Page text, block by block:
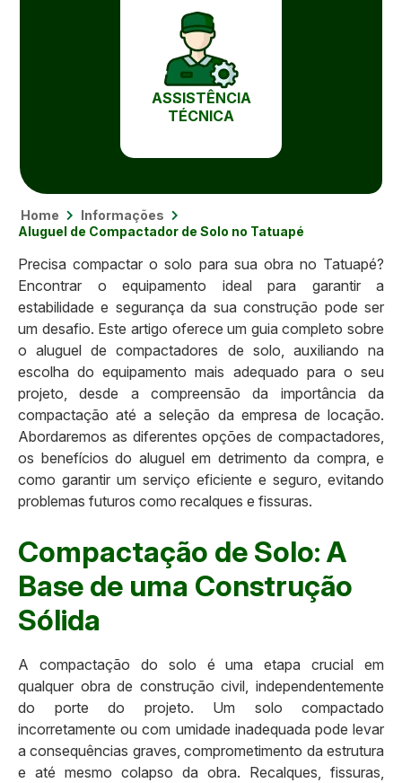
ASSISTÊNCIA
TÉCNICA
Home
Informações
Aluguel de Compactador de Solo no Tatuapé
Precisa compactar o solo para sua obra no Tatuapé?
Encontrar o equipamento ideal para garantir a
estabilidade e segurança da sua construção pode ser
um desafio. Este artigo oferece um guia completo sobre
o aluguel de compactadores de solo, auxiliando na
escolha do equipamento mais adequado para o seu
projeto, desde a compreensão da importância da
compactação até a seleção da empresa de locação.
Abordaremos as diferentes opções de compactadores,
os benefícios do aluguel em detrimento da compra, e
como garantir um serviço eficiente e seguro, evitando
problemas futuros como recalques e fissuras.
Compactação de Solo: A
Base de uma Construção
Sólida
A compactação do solo é uma etapa crucial em
qualquer obra de construção civil, independentemente
do porte do projeto. Um solo compactado
incorretamente ou com umidade inadequada pode levar
a consequências graves, comprometimento da estrutura
e até mesmo colapso da obra. Recalques, fissuras,